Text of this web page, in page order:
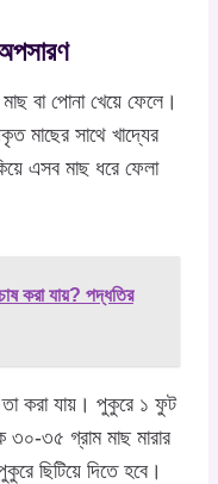
বা পোনা খেয়ে ফেলে।
মাছের সাথে খাদ্যের
এসব মাছ ধরে ফেলা
করা যায়? পদ্ধতির
তা করা যায়। পুকুরে ১ ফুট
৩৫ গ্রাম মাছ মারার
ছিটিয়ে দিতে হবে।